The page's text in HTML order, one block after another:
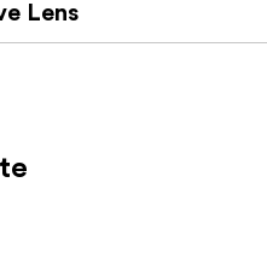
Lens